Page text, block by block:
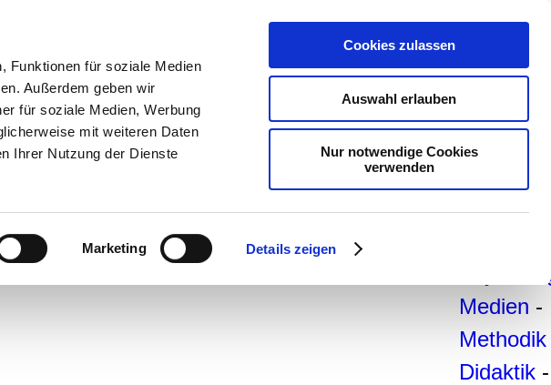
Funktionen für soziale Medien
Außerdem geben wir
für soziale Medien, Werbung
mit weiteren Daten
Ihrer Nutzung der Dienste
Marketing Details zeigen
Cookies zulassen
Auswahl erlauben
Nur notwendige Cookies
verwenden
-
Politik-
Medien -
Didaktik -